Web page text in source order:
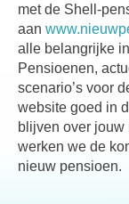
met de Shell-
aan
alle belangrijke
Pensioenen,
scenario’s voor
website goed in
blijven over
werken we de
nieuw pensioen.